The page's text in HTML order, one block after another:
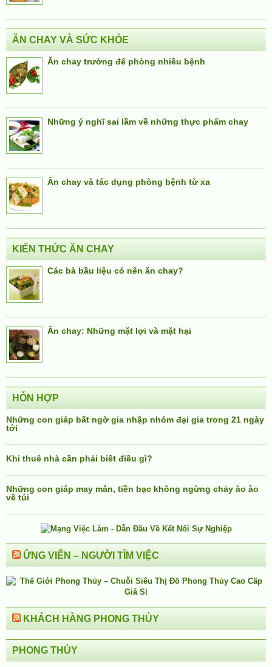
ĂN CHAY VÀ SỨC KHỎE
Ăn chay trường để phòng nhiều bệnh
Những ý nghĩ sai lầm về những thực phẩm chay
Ăn chay và tác dụng phòng bệnh từ xa
KIẾN THỨC ĂN CHAY
Các bà bầu liệu có nên ăn chay?
Ăn chay: Những mặt lợi và mặt hại
HỖN HỢP
Những con giáp bất ngờ gia nhập nhóm đại gia trong 21 ngày
tới
Khi thuê nhà cần phải biết điều gì?
Những con giáp may mắn, tiền bạc không ngừng chảy ào ào
về túi
ỨNG VIÊN – NGƯỜI TÌM VIỆC
KHÁCH HÀNG PHONG THỦY
PHONG THỦY